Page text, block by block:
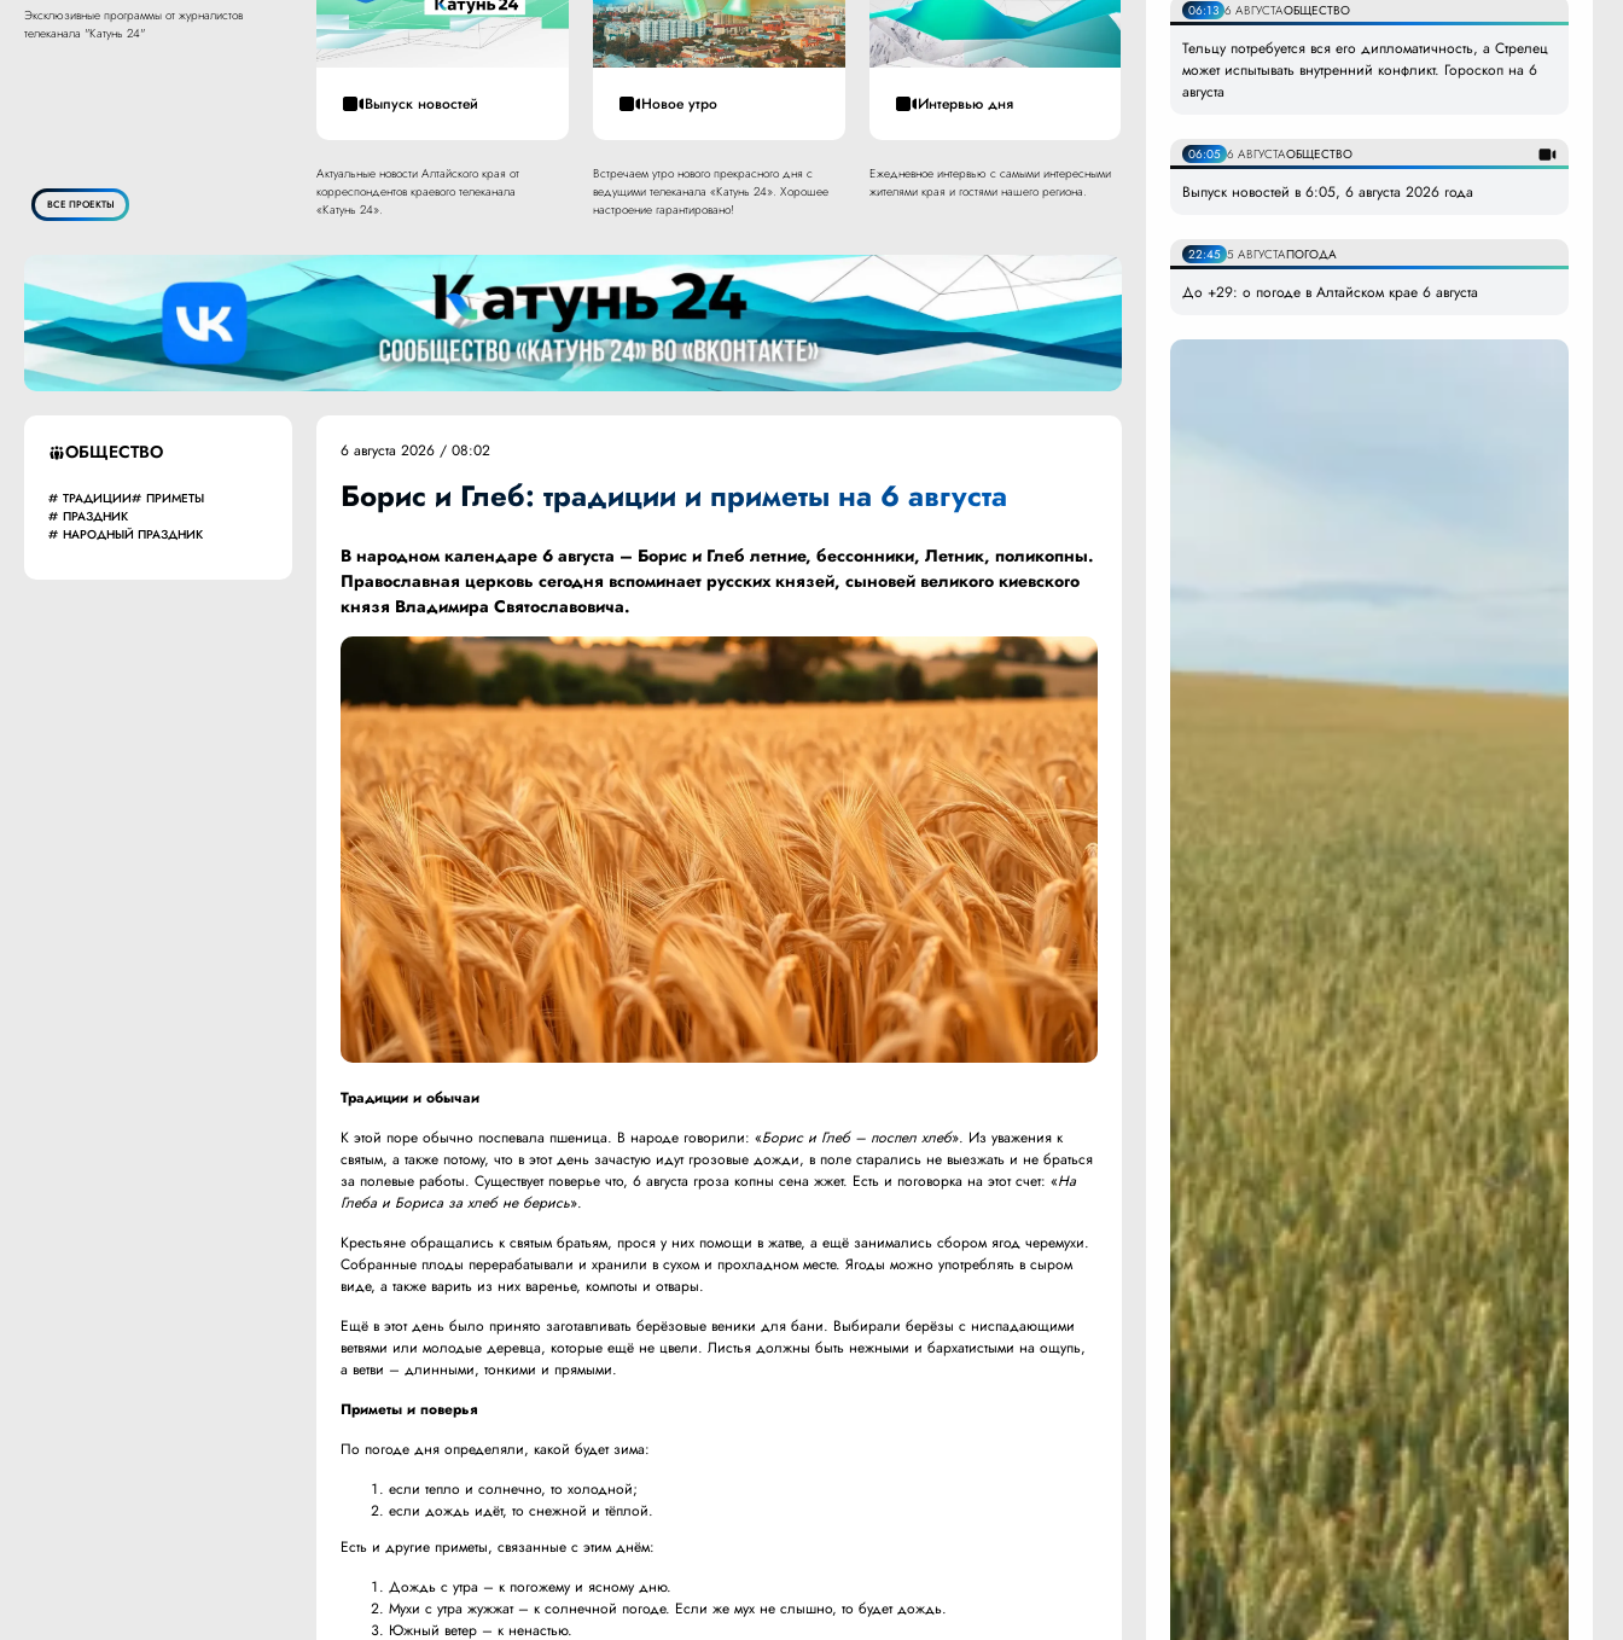
Эксклюзивные программы от журналистов
телеканала "Катунь 24"
ВСЕ ПРОЕКТЫ
Выпуск новостей
Актуальные новости Алтайского края от
корреспондентов краевого телеканала
«Катунь 24».
Новое утро
Встречаем утро нового прекрасного дня с
ведущими телеканала «Катунь 24». Хорошее
настроение гарантировано!
Интервью дня
Ежедневное интервью с самыми интересными
жителями края и гостями нашего региона.
ОБЩЕСТВО
ТРАДИЦИИ
ПРИМЕТЫ
ПРАЗДНИК
НАРОДНЫЙ ПРАЗДНИК
6 августа 2026 / 08:02
Борис и Глеб: традиции и приметы на 6 августа
В народном календаре 6 августа – Борис и Глеб летние, бессонники, Летник, поликопны.
Православная церковь сегодня вспоминает русских князей, сыновей великого киевского
князя Владимира Святославовича.
Традиции и обычаи
К этой поре обычно поспевала пшеница. В народе говорили: «Борис и Глеб – поспел хлеб». Из уважения к
святым, а также потому, что в этот день зачастую идут грозовые дожди, в поле старались не выезжать и не браться
за полевые работы. Существует поверье что, 6 августа гроза копны сена жжет. Есть и поговорка на этот счет: «На
Глеба и Бориса за хлеб не берись».
Крестьяне обращались к святым братьям, прося у них помощи в жатве, а ещё занимались сбором ягод черемухи.
Собранные плоды перерабатывали и хранили в сухом и прохладном месте. Ягоды можно употреблять в сыром
виде, а также варить из них варенье, компоты и отвары.
Ещё в этот день было принято заготавливать берёзовые веники для бани. Выбирали берёзы с ниспадающими
ветвями или молодые деревца, которые ещё не цвели. Листья должны быть нежными и бархатистыми на ощупь,
а ветви – длинными, тонкими и прямыми.
Приметы и поверья
По погоде дня определяли, какой будет зима:
если тепло и солнечно, то холодной;
если дождь идёт, то снежной и тёплой.
Есть и другие приметы, связанные с этим днём:
Дождь с утра – к погожему и ясному дню.
Мухи с утра жужжат – к солнечной погоде. Если же мух не слышно, то будет дождь.
Южный ветер – к ненастью.
06:13 6 АВГУСТАОБЩЕСТВО
Тельцу потребуется вся его дипломатичность, а Стрелец
может испытывать внутренний конфликт. Гороскоп на 6
августа
06:05 6 АВГУСТАОБЩЕСТВО
Выпуск новостей в 6:05, 6 августа 2026 года
22:45 5 АВГУСТАПОГОДА
До +29: о погоде в Алтайском крае 6 августа